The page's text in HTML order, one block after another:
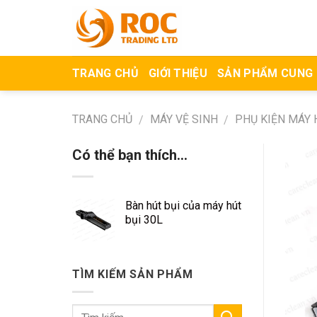
TRANG CHỦ GIỚI THIỆU SẢN PHẨM CUNG
TRANG CHỦ / MÁY VỆ SINH / PHỤ KIỆN MÁY
Có thể bạn thích…
Bàn hút bụi của máy hút
bụi 30L
TÌM KIẾM SẢN PHẨM